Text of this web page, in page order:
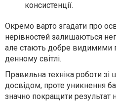
консистенції.
Окремо варто згадати про
нерівностей залишаються
але стають добре видимими
денному світлі.
Правильна техніка роботи зі
досвідом, проте уникнення
значно покращити результат